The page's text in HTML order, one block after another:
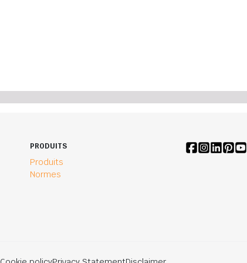
PRODUITS
Produits
Normes